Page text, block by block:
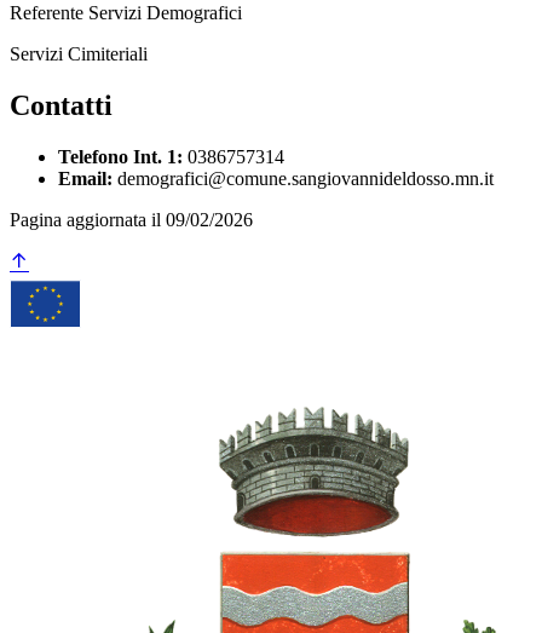
Referente Servizi Demografici
Servizi Cimiteriali
Contatti
Telefono Int. 1: 0386757314
Email: demografici@comune.sangiovannideldosso.mn.it
Pagina aggiornata il 09/02/2026